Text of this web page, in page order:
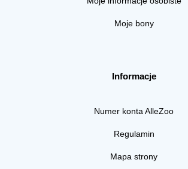
Moje bony
Informacje
Numer konta AlleZoo
Regulamin
Mapa strony